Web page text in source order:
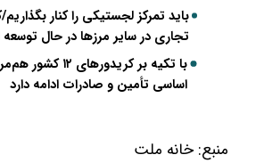
باید تمرکز لجستیکی را کنار
تجاری در سایر مرزها در حال
با تکیه بر کریدورهای
اساسی تأمین و صادرات ادامه دارد
منبع: خانه ملت